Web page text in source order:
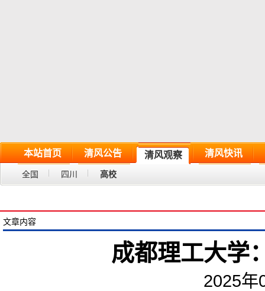
本站首页 清风公告 清风观察 清风快讯
全国 四川 高校
文章内容
成都理工大学
2025